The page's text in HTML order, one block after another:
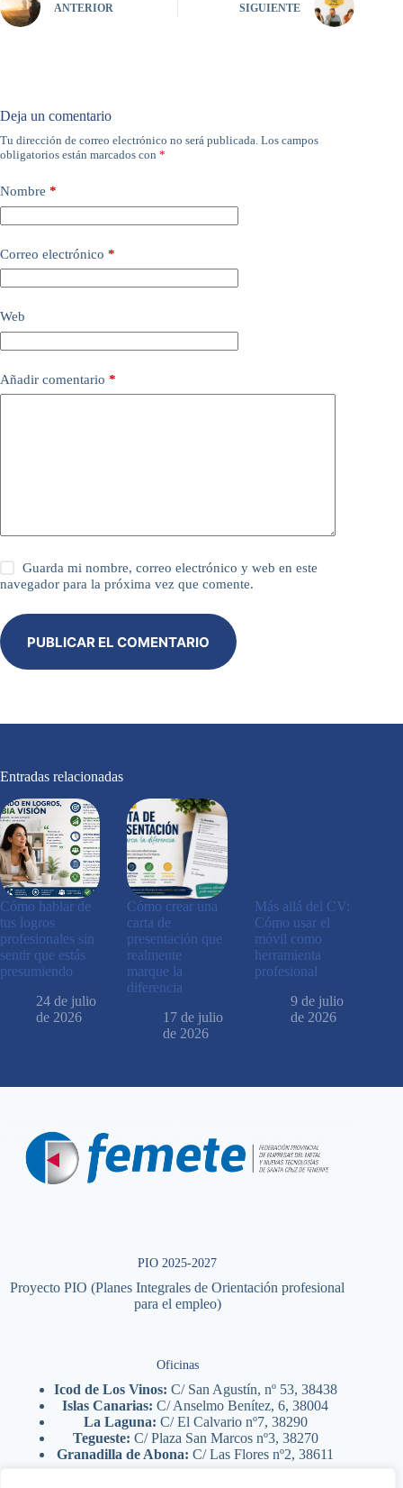
ANTERIOR SIGUIENTE
Deja un comentario
Tu dirección de correo electrónico no será publicada. Los campos
obligatorios están marcados con *
Nombre *
Correo electrónico *
Web
Añadir comentario *
Guarda mi nombre, correo electrónico y web en este
navegador para la próxima vez que comente.
PUBLICAR EL COMENTARIO
A
l
e
r
n
t
i
v
:
Entradas relacionadas
Cómo hablar de
tus logros
profesionales sin
sentir que estás
presumiendo
24 de julio
de 2026
Cómo crear una
carta de
presentación que
realmente
marque la
diferencia
17 de julio
de 2026
Más allá del CV:
Cómo usar el
móvil como
herramienta
profesional
9 de julio
de 2026
PIO 2025-2027
Proyecto PIO (Planes Integrales de Orientación profesional
para el empleo)
Oficinas
Icod de Los Vinos: C/ San Agustín, nº 53, 38438
Islas Canarias:C/ Anselmo Benítez, 6, 38004
La Laguna: C/ El Calvario nº7, 38290
Tegueste: C/ Plaza San Marcos nº3, 38270
Granadilla de Abona:C/ Las Flores nº2, 38611